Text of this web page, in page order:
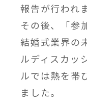
報告が行われ
その後、「参
結婚式業界の
ルディスカッ
ルでは熱を帯
ました。